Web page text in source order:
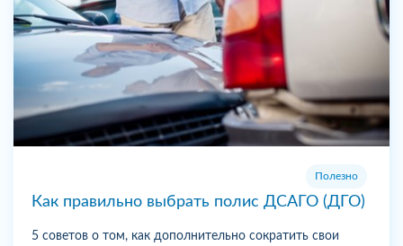
Полезно
Как правильно выбрать полис ДСАГО (ДГО)
5 советов о том, как дополнительно сократить свои